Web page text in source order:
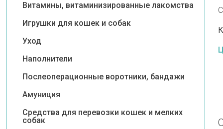
Витамины, витаминизированные лакомства
Игрушки для кошек и собак
Уход
Наполнители
Послеоперационные воротники, бандажи
Амуниция
Средства для перевозки кошек и мелких
собак